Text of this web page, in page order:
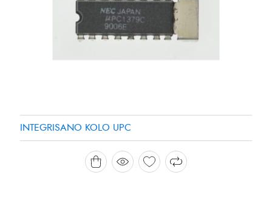
INTEGRISANO KOLO UPC